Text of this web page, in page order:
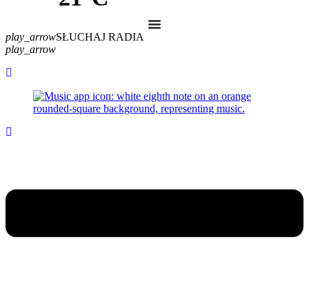
play_arrowSŁUCHAJ RADIA
play_arrow